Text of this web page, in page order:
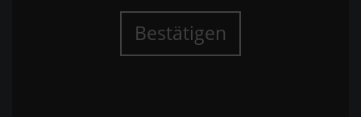
Bestätigen